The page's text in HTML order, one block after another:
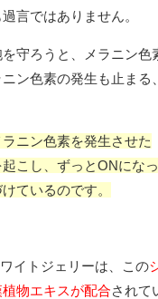
言ではありません。
守ろうと、メラニン色
ン色素の発生も止まる
ニン色素を発生させた
こし、ずっとONにな
ているのです。
イトジェリーは、この
物エキスが配合されて